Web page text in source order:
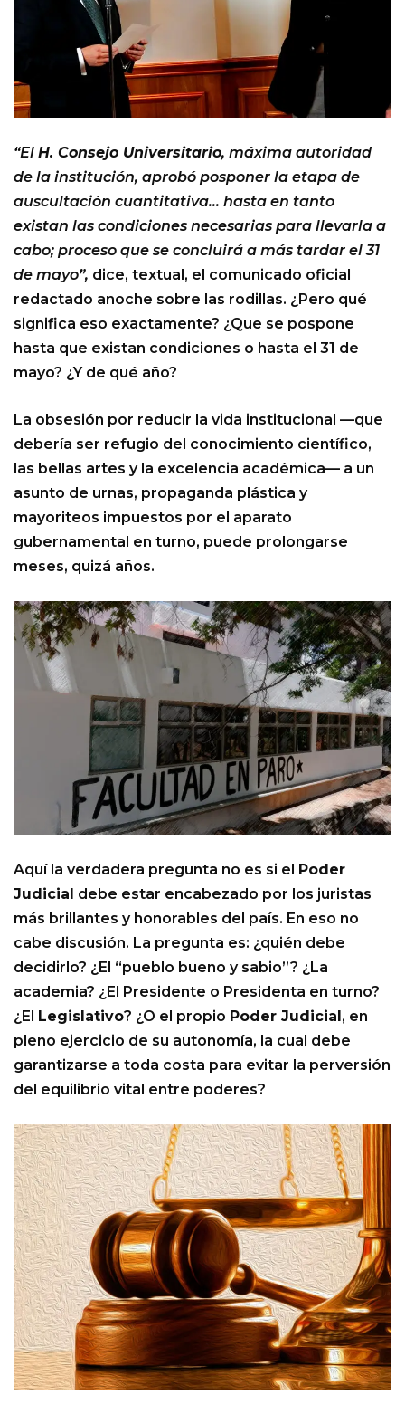
“El H. Consejo Universitario, máxima autoridad
de la institución, aprobó posponer la etapa de
auscultación cuantitativa… hasta en tanto
existan las condiciones necesarias para llevarla a
cabo; proceso que se concluirá a más tardar el 31
de mayo”, dice, textual, el comunicado oficial
redactado anoche sobre las rodillas. ¿Pero qué
significa eso exactamente? ¿Que se pospone
hasta que existan condiciones o hasta el 31 de
mayo? ¿Y de qué año?
La obsesión por reducir la vida institucional —que
debería ser refugio del conocimiento científico,
las bellas artes y la excelencia académica— a un
asunto de urnas, propaganda plástica y
mayoriteos impuestos por el aparato
gubernamental en turno, puede prolongarse
meses, quizá años.
Aquí la verdadera pregunta no es si el Poder
Judicial debe estar encabezado por los juristas
más brillantes y honorables del país. En eso no
cabe discusión. La pregunta es: ¿quién debe
decidirlo? ¿El “pueblo bueno y sabio”? ¿La
academia? ¿El Presidente o Presidenta en turno?
¿El Legislativo? ¿O el propio Poder Judicial, en
pleno ejercicio de su autonomía, la cual debe
garantizarse a toda costa para evitar la perversión
del equilibrio vital entre poderes?